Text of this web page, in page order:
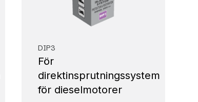
DIP3
För
direktinsprutningssystem
för dieselmotorer